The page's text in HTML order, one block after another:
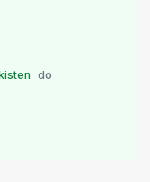
do